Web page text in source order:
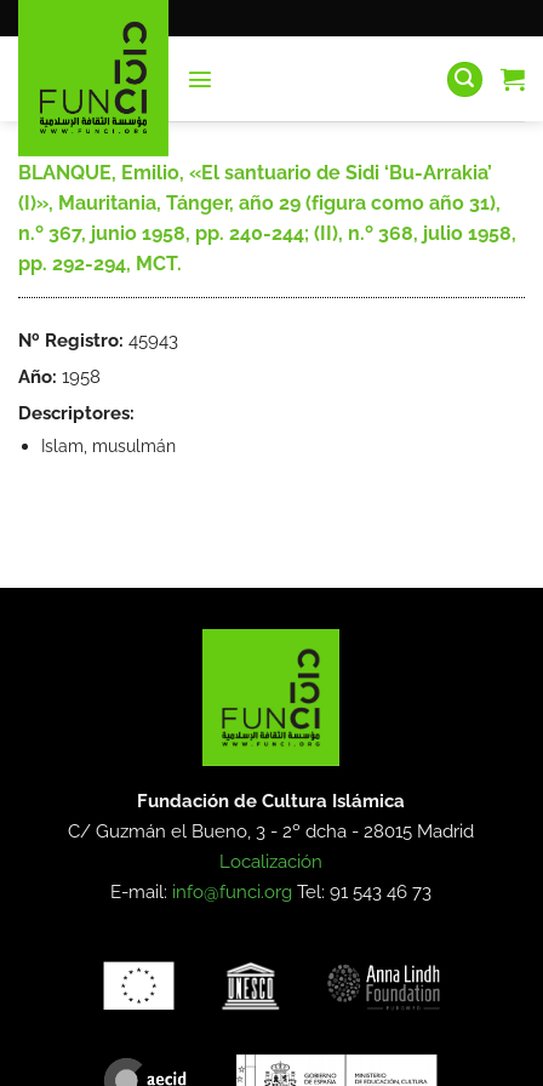
al
BLANQUE, Emilio, «El santuario de Sidi ‘Bu-Arrakia’
(I)», Mauritania, Tánger, año 29 (figura como año 31),
n.º 367, junio 1958, pp. 240-244; (II), n.º 368, julio 1958,
pp. 292-294, MCT.
Nº Registro: 45943
Año: 1958
Descriptores:
Islam, musulmán
Fundación de Cultura Islámica
C/ Guzmán el Bueno, 3 - 2º dcha -28015 Madrid
Localización
E-mail: info@funci.org Tel: 91 543 46 73